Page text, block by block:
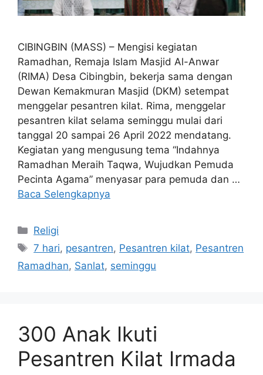
CIBINGBIN (MASS) – Mengisi kegiatan
Ramadhan, Remaja Islam Masjid Al-Anwar
(RIMA) Desa Cibingbin, bekerja sama dengan
Dewan Kemakmuran Masjid (DKM) setempat
menggelar pesantren kilat. Rima, menggelar
pesantren kilat selama seminggu mulai dari
tanggal 20 sampai 26 April 2022 mendatang.
Kegiatan yang mengusung tema “Indahnya
Ramadhan Meraih Taqwa, Wujudkan Pemuda
Pecinta Agama” menyasar para pemuda dan …
Baca Selengkapnya
Kategori
Religi
Tag
7 hari, pesantren, Pesantren kilat, Pesantren
Ramadhan, Sanlat, seminggu
300 Anak Ikuti
Pesantren Kilat Irmada